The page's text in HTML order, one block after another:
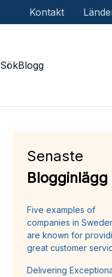
Kontakt
SökBlogg
Senaste
Blogginlägg
Five examples of
companies in
are known for
great customer
Delivering